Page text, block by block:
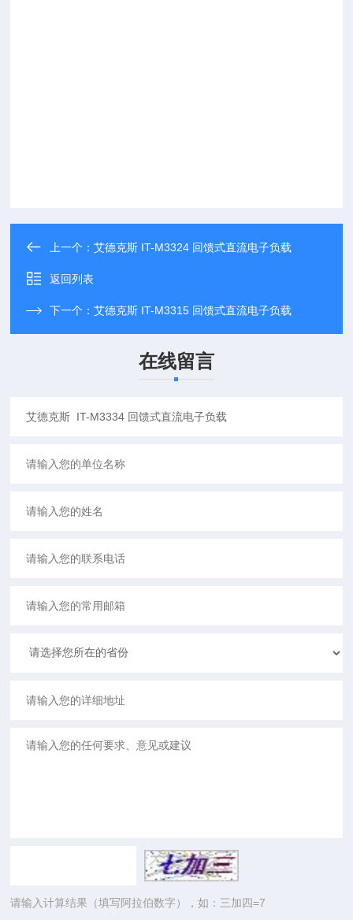
上一个：艾德克斯 IT-M3324 回馈式直流电子负载
返回列表
下一个：艾德克斯 IT-M3315 回馈式直流电子负载
在线留言
请输入计算结果（填写阿拉伯数字），如：三加四=7